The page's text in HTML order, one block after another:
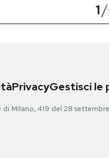
1/
PrivacyGestisci le
Milano, 419 del 28